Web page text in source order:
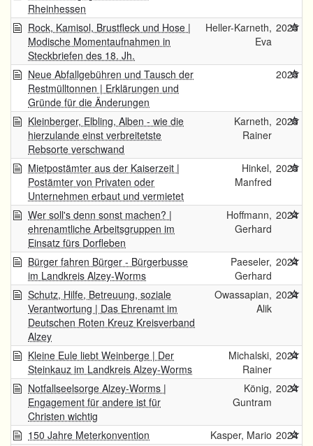
Rheinhessen
Rock, Kamisol, Brustfleck und Hose |
Modische Momentaufnahmen in
Steckbriefen des 18. Jh.
Heller-Karneth,
Eva
2025
Neue Abfallgebühren und Tausch der
Restmülltonnen | Erklärungen und
Gründe für die Änderungen
2025
Kleinberger, Elbling, Alben - wie die
hierzulande einst verbreitetste
Rebsorte verschwand
Karneth,
Rainer
2025
Mietpostämter aus der Kaiserzeit |
Postämter von Privaten oder
Unternehmen erbaut und vermietet
Hinkel,
Manfred
2025
Wer soll's denn sonst machen? |
ehrenamtliche Arbeitsgruppen im
Einsatz fürs Dorfleben
Hoffmann,
Gerhard
2024
Bürger fahren Bürger - Bürgerbusse
im Landkreis Alzey-Worms
Paeseler,
Gerhard
2024
Schutz, Hilfe, Betreuung, soziale
Verantwortung | Das Ehrenamt im
Deutschen Roten Kreuz Kreisverband
Alzey
Owassapian,
Alik
2024
Kleine Eule liebt Weinberge | Der
Steinkauz im Landkreis Alzey-Worms
Michalski,
Rainer
2024
Notfallseelsorge Alzey-Worms |
Engagement für andere ist für
Christen wichtig
König,
Guntram
2024
150 Jahre Meterkonvention Kasper, Mario 2024